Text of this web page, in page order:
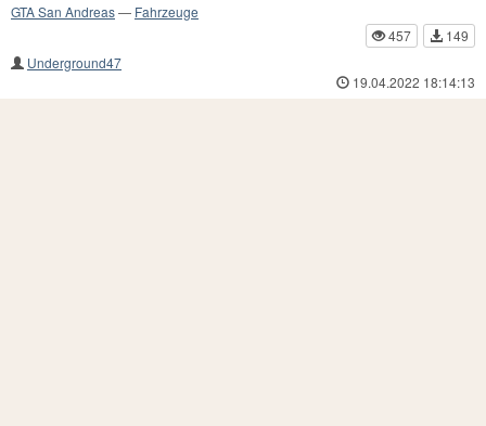
GTA San Andreas— Fahrzeuge
457
149
Underground47
19.04.2022 18:14:13